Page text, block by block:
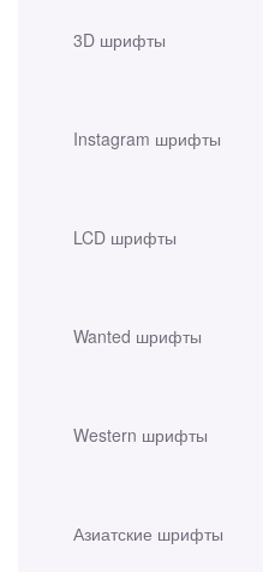
3D шрифты
Instagram шрифты
LCD шрифты
Wanted шрифты
Western шрифты
Азиатские шрифты